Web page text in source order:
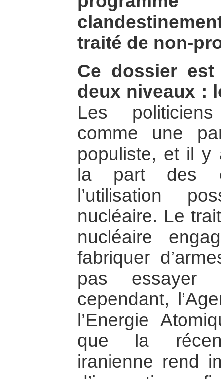
traité de non-
Ce dossier
deux niveaux :
Les
comme une
populiste, et il y
la part des
l’utilisation
nucléaire. Le
nucléaire
fabriquer
pas essayer
cependant,
l’Energie
que la
iranienne rend